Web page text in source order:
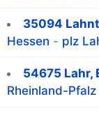
35094
Hessen - plz
54675 Lahr,
Rheinland-Pfalz